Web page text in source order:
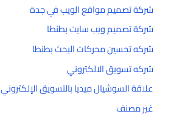
شركة تصميم مواقع الويب في جدة
شركة تصميم ويب سايت بطنطا
شركه تحسين محركات البحث بطنطا
شركه تسويق الالكتروني
علاقة السوشيال ميديا بالتسويق الإلكتروني
غير مصنف